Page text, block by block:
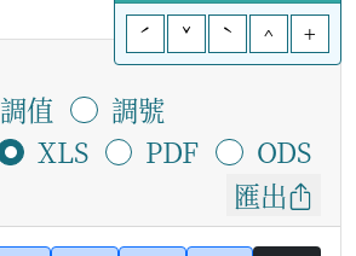
ˊ
ˇ ˋ ^ +
調值
調號
XLS
PDF
ODS
匯出